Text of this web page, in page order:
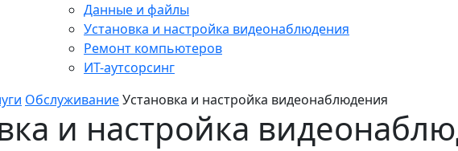
Данные и файлы
Установка и настройка видеонаблюдения
Ремонт компьютеров
ИТ-аутсорсинг
ОбслуживаниеУстановка и настройка видеонаблюдения
и настройка